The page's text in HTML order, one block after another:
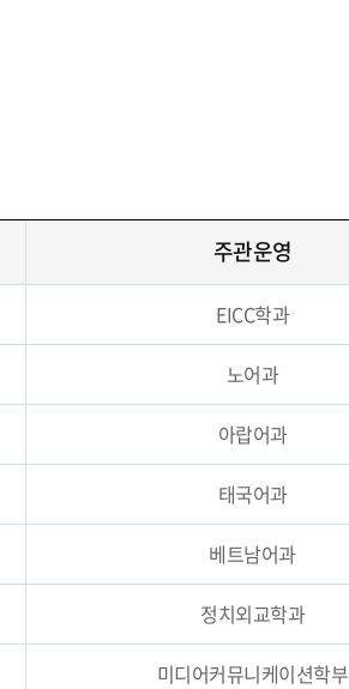
주관운영
EICC학과
노어과
아랍어과
태국어과
베트남어과
정치외교학과
미디어커뮤니케이션학부